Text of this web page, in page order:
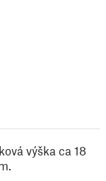
výška ca 18